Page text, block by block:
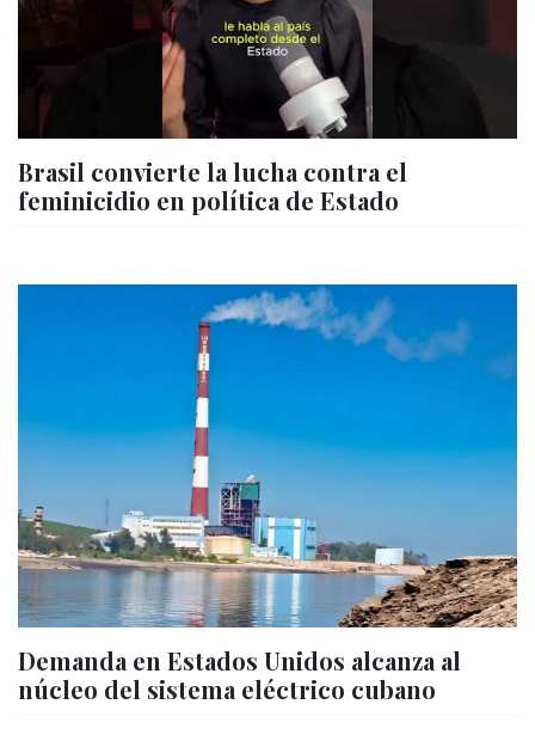
Brasil convierte la lucha contra el
feminicidio en política de Estado
Demanda en Estados Unidos alcanza al
núcleo del sistema eléctrico cubano